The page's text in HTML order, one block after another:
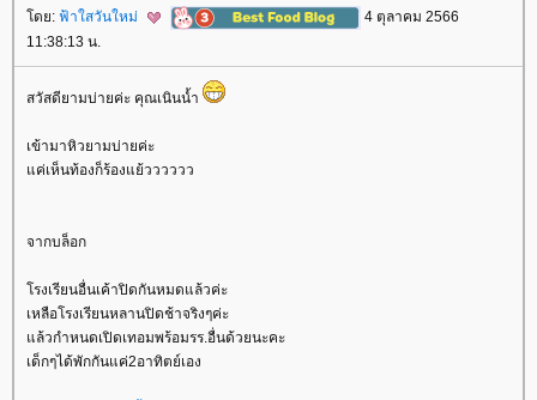
ดย: ฟ้าใสวันใหม่
4 ตุลาคม 2566
11:38:13 น.
สวัสดียามบ่ายค่ะ คุณเนินน้ำ
เข้ามาหิวยามบ่ายค่ะ
ค่เห็นท้องก็ร้องแย้วววววว
จากบล็อก
รงเรียนอื่นเค้าปิดกันหมดแล้วค่ะ
เหลือโรงเรียนหลานปิดช้าจริงๆค่ะ
ล้วกำหนดเปิดเทอมพร้อมรร.อื่นด้วยนะคะ
เด็กๆได้พักกันแค่2อาทิตย์เอง